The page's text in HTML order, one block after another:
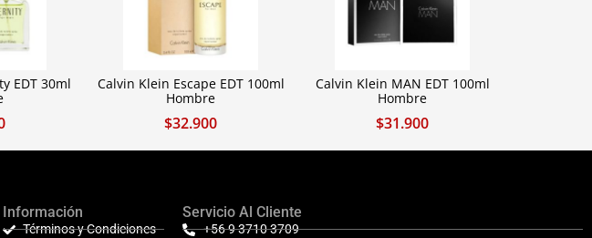
EDT 30ml
Calvin Klein Escape EDT 100ml
Hombre
$32.900
Calvin Klein MAN EDT 100ml
Hombre
$31.900
Información
Términos y Condiciones
Servicio Al Cliente
+56 9 3710 3709